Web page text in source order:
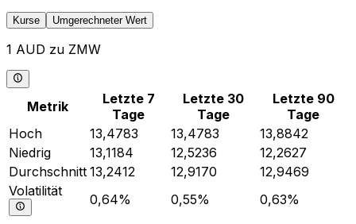
Kurse Umgerechneter Wert
1 AUD zu ZMW
Metrik
Letzte 7
Tage
Letzte 30
Tage
Letzte 90
Tage
Hoch
13,4783 13,4783
13,8842
Niedrig
13,1184 12,5236
12,2627
Durchschnitt 13,2412 12,9170
12,9469
Volatilität
0,64% 0,55% 0,63%